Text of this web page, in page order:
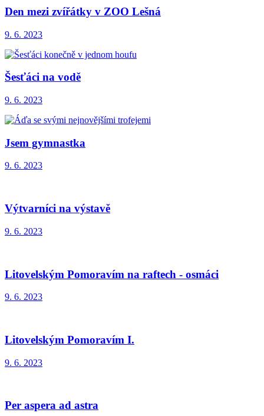
Den mezi zvířátky v ZOO Lešná
9. 6. 2023
Šesťáci na vodě
9. 6. 2023
Jsem gymnastka
9. 6. 2023
Výtvarníci na výstavě
9. 6. 2023
Litovelským Pomoravím na raftech - osmáci
9. 6. 2023
Litovelským Pomoravím I.
9. 6. 2023
Per aspera ad astra